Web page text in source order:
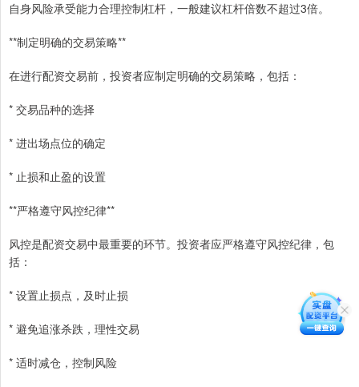
自身风险承受能力合理控制杠杆，一般建议杠杆倍数不超过3倍。
**制定明确的交易策略**
在进行配资交易前，投资者应制定明确的交易策略，包括：
* 交易品种的选择
* 进出场点位的确定
* 止损和止盈的设置
**严格遵守风控纪律**
风控是配资交易中最重要的环节。投资者应严格遵守风控纪律，包
括：
* 设置止损点，及时止损
* 避免追涨杀跌，理性交易
* 适时减仓，控制风险